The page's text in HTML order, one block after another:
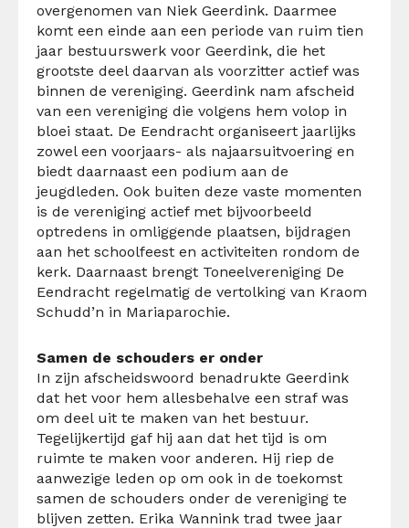
overgenomen van Niek Geerdink. Daarmee
komt een einde aan een periode van ruim tien
jaar bestuurswerk voor Geerdink, die het
grootste deel daarvan als voorzitter actief was
binnen de vereniging. Geerdink nam afscheid
van een vereniging die volgens hem volop in
bloei staat. De Eendracht organiseert jaarlijks
zowel een voorjaars- als najaarsuitvoering en
biedt daarnaast een podium aan de
jeugdleden. Ook buiten deze vaste momenten
is de vereniging actief met bijvoorbeeld
optredens in omliggende plaatsen, bijdragen
aan het schoolfeest en activiteiten rondom de
kerk. Daarnaast brengt Toneelvereniging De
Eendracht regelmatig de vertolking van Kraom
Schudd’n in Mariaparochie.
Samen de schouders er onder
In zijn afscheidswoord benadrukte Geerdink
dat het voor hem allesbehalve een straf was
om deel uit te maken van het bestuur.
Tegelijkertijd gaf hij aan dat het tijd is om
ruimte te maken voor anderen. Hij riep de
aanwezige leden op om ook in de toekomst
samen de schouders onder de vereniging te
blijven zetten. Erika Wannink trad twee jaar